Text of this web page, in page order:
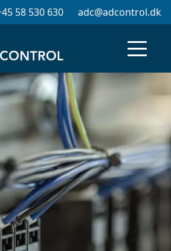
58 530 630 adc@adcontrol.dk